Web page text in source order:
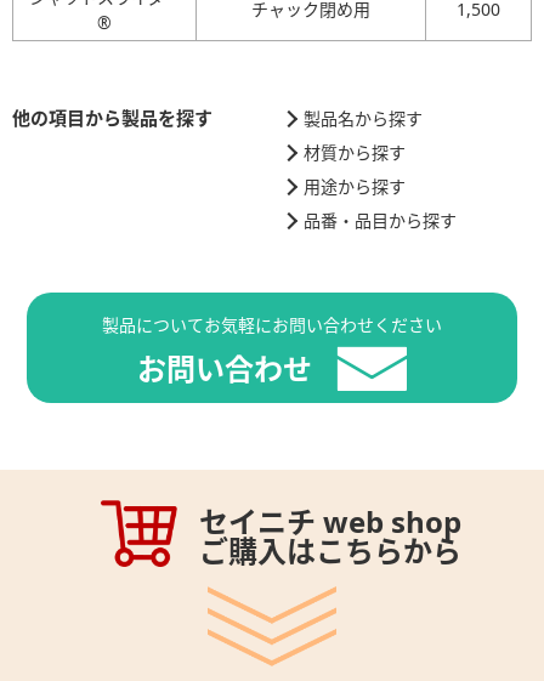
®
チャック閉め用 1,500
他の項目から製品を探す
製品名から探す
材質から探す
用途から探す
品番・品目から探す
製品についてお気軽にお問い合わせください
お問い合わせ
セイニチ web shop
ご購入はこちらから